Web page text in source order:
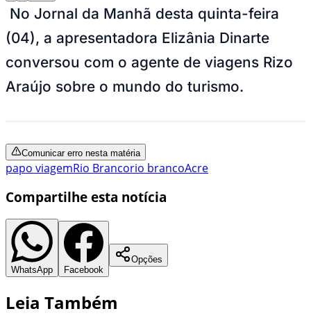
No Jornal da Manhã desta quinta-feira
(04), a apresentadora Elizânia Dinarte
conversou com o agente de viagens Rizo
Araújo sobre o mundo do turismo.
Comunicar erro nesta matéria
papo viagemRio Brancorio brancoAcre
Compartilhe esta notícia
WhatsApp Facebook
Opções
Leia Também